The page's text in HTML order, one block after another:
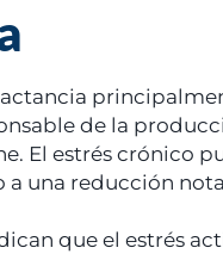
de la
El estrés crónico
a una reducción
que el estrés